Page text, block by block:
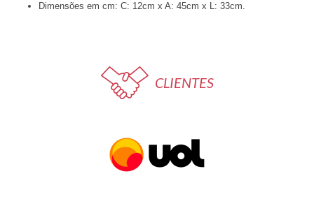
Dimensões em cm: C: 12cm x A: 45cm x L: 33cm.
CLIENTES